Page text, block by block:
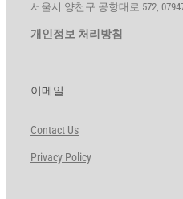
서울시 양천구 공항대로 572,
개인정보 처리방침
이메일
Contact Us
Privacy Policy